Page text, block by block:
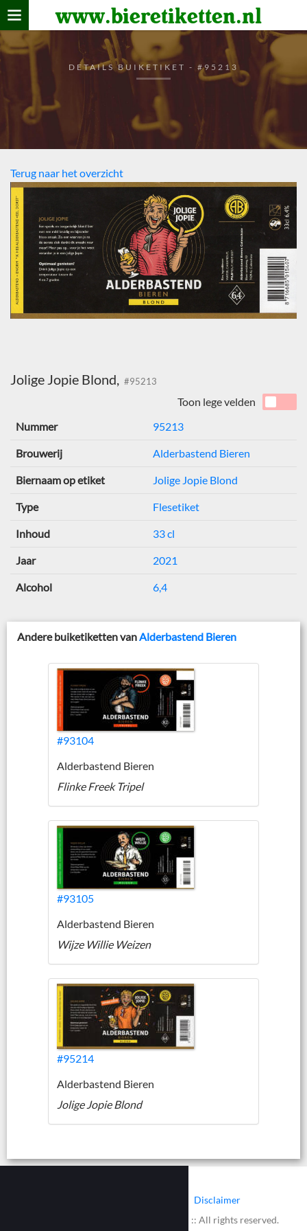
www.bieretiketten.nl
Home
verzamelen
De bierkaart
Bezoekers
DETAILS BUIKETIKET - #95213
Terug naar het overzicht
Jolige Jopie Blond, #95213
Toon lege velden
Nummer
95213
Brouwerij Alderbastend Bieren
Biernaam op etiket Jolige Jopie Blond
Type Flesetiket
Inhoud 33 cl
Jaar 2021
Alcohol 6,4
Andere buiketiketten vanAlderbastend Bieren
#93104
Alderbastend Bieren
Flinke Freek Tripel
#93105
Alderbastend Bieren
Wijze Willie Weizen
#95214
Alderbastend Bieren
Jolige Jopie Blond
Disclaimer
© 2002 - 2026 :: www.bieretiketten.nl :: All rights reserved.